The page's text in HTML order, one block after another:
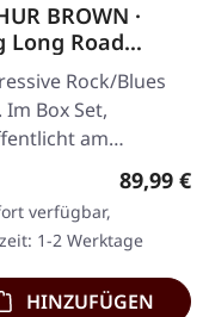
BROWN ·
Long Road
Box | LP
Rock/Blues
Im Box Set,
am
auf Prophecy
Schwarzes
Gatefold-Cover
89,99 €
verfügbar,
1-2 Werktage
HINZUFÜGEN